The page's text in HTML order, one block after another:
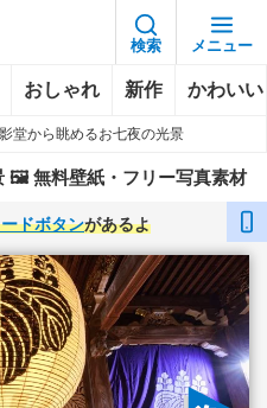
検索 メニュー
おしゃれ 新作 かわいい
堂から眺めるお七夜の光景
🖼️ 無料壁紙・フリー写真素材
ドボタンがあるよ